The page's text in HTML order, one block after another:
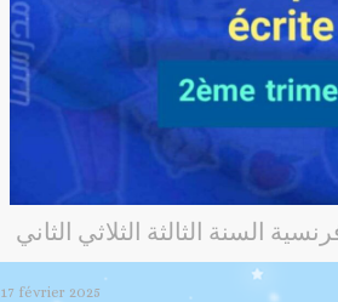
السنة الثالثة الثلاثي الثاني
17 février 2025